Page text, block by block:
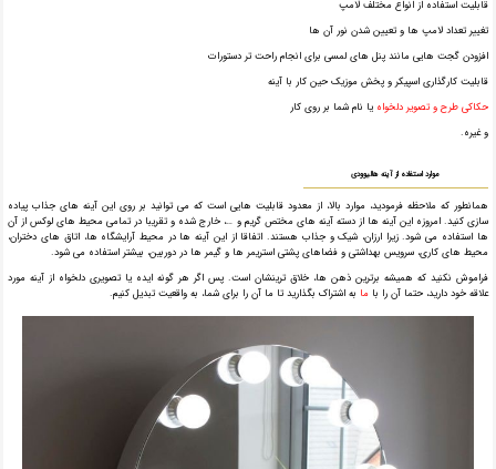
قابلیت استفاده از انواع مختلف لامپ
تغییر تعداد لامپ ها و تعیین شدن نور آن ها
افزودن گجت هایی مانند پنل های لمسی برای انجام راحت تر دستورات
قابلیت کارگذاری اسپیکر و پخش موزیک حین کار با آینه
حکاکی طرح و تصویر دلخواه یا نام شما بر روی کار
و غیره.
موارد استفاده از آینه هالیوودی
همانطور که ملاحظه فرمودید، موارد بالا، از معدود قابلیت هایی است که می توانید بر روی این آینه های جذاب پیاده
سازی کنید. امروزه این آینه ها از دسته آینه های مختص گریم و …، خارج شده و تقریبا در تمامی محیط های لوکس از آن
ها استفاده می شود. زیرا ارزان، شیک و جذاب هستند. اتفاقا از این آینه ها در محیط آرایشگاه ها، اتاق های دختران،
محیط های کاری، سرویس بهداشتی و فضاهای پشتی استریمر ها و گیمر ها در دوربین، بیشتر استفاده می شود.
فراموش نکنید که همیشه برترین ذهن ها، خلاق ترینشان است. پس اگر هر گونه ایده یا تصویری دلخواه از آینه مورد
علاقه خود دارید، حتما آن را باما به اشتراک بگذارید تا ما آن را برای شما، به واقعیت تبدیل کنیم.